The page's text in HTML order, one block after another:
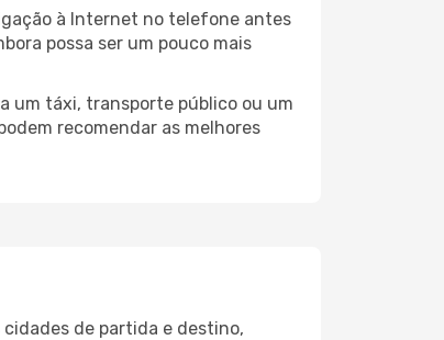
à Internet no telefone antes
possa ser um pouco mais
um táxi, transporte público ou um
recomendar as melhores
cidades de partida e destino,